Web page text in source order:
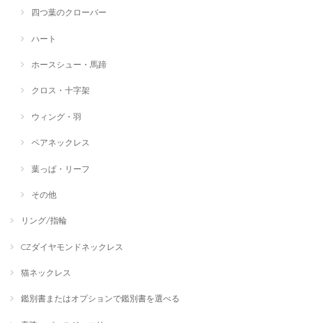
四つ葉のクローバー
ハート
ホースシュー・馬蹄
クロス・十字架
ウィング・羽
ペアネックレス
葉っぱ・リーフ
その他
リング/指輪
CZダイヤモンドネックレス
猫ネックレス
鑑別書またはオプションで鑑別書を選べる